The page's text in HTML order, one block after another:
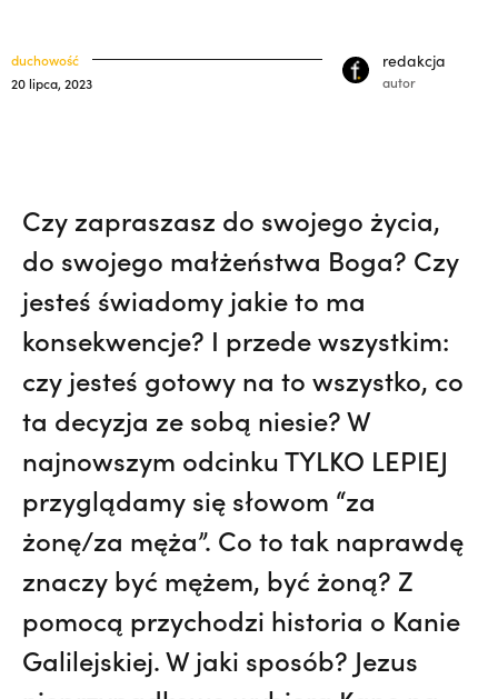
kuria prowincjalna
Kozieł | JESTEM,
On ocalał, jego bracia
duchowość
20 lipca, 2023
redakcja
autor
Czy zapraszasz do swojego życia,
do swojego małżeństwa Boga? Czy
jesteś świadomy jakie to ma
konsekwencje? I przede wszystkim:
czy jesteś gotowy na to wszystko, co
ta decyzja ze sobą niesie? W
najnowszym odcinku TYLKO LEPIEJ
przyglądamy się słowom “za
żonę/za męża”. Co to tak naprawdę
znaczy być mężem, być żoną? Z
pomocą przychodzi historia o Kanie
Galilejskiej. W jaki sposób? Jezus